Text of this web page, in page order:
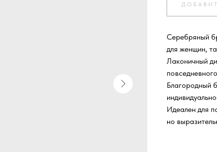
Серебряный
для женщин,
Лаконичный
Благородный
Идеален для
но